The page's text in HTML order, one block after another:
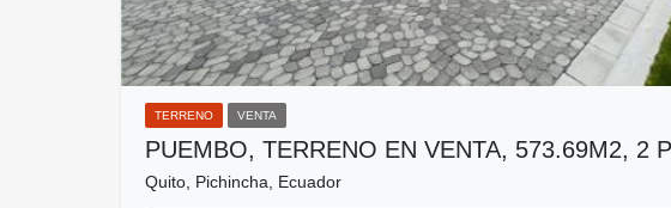
TERRENO VENTA
PUEMBO, TERRENO EN VENTA, 573.69M2, 2
Quito, Pichincha, Ecuador